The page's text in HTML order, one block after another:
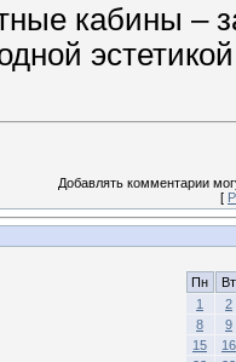
кабины –
Добавлять комментарии
[
Пн
Вт
1
2
8
9
15
16